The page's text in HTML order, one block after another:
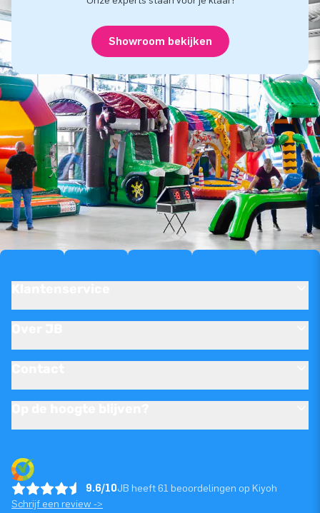
Showroom bekijken
9.6/10JB heeft 61 beoordelingen op Kiyoh
Schrijf een review ->